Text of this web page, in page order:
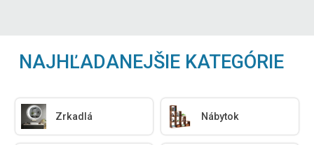
NAJHĽADANEJŠIE KATEGÓRIE
Zrkadlá Nábytok